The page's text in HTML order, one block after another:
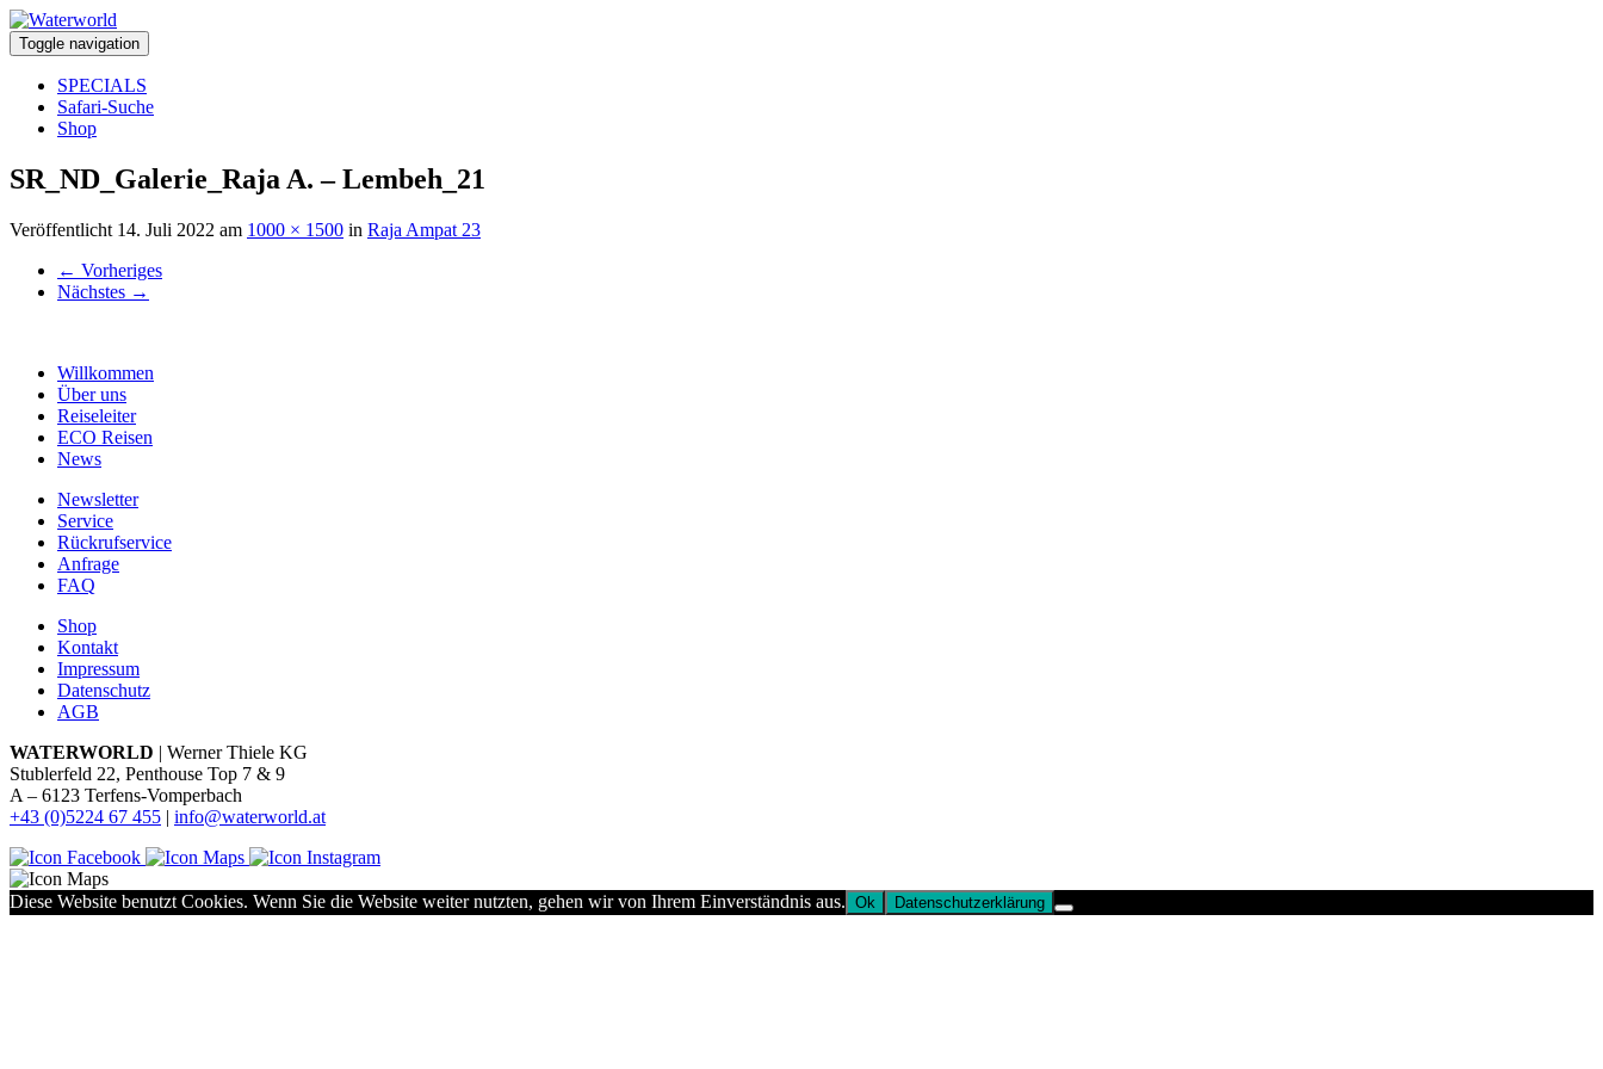
Toggle navigation
SPECIALS
Safari-Suche
Shop
SR_ND_Galerie_Raja A. – Lembeh_21
Veröffentlicht 14. Juli 2022 am 1000 × 1500 in Raja Ampat 23
← Vorheriges
Nächstes →
Willkommen
Über uns
Reiseleiter
ECO Reisen
News
Newsletter
Service
Rückrufservice
Anfrage
FAQ
Shop
Kontakt
Impressum
Datenschutz
AGB
WATERWORLD | Werner Thiele KG
Stublerfeld 22, Penthouse Top 7 & 9
A – 6123 Terfens-Vomperbach
+43 (0)5224 67 455 | info@waterworld.at
Diese Website benutzt Cookies. Wenn Sie die Website weiter nutzten, gehen wir von Ihrem Einverständnis aus. Ok Datenschutzerklärung